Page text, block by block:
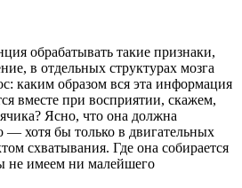
обрабатывать такие признаки,
в отдельных структурах мозга
каким образом вся эта информация
вместе при восприятии, скажем,
Ясно, что она должна
— хотя бы только в двигательных
схватывания. Где она собирается
не имеем ни малейшего